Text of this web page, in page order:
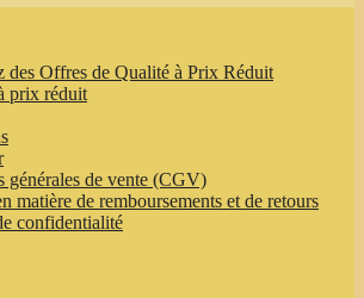
des Offres de Qualité à Prix Réduit
prix réduit
générales de vente (CGV)
matière de remboursements et de retours
confidentialité